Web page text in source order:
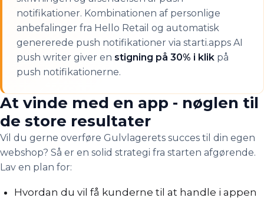
notifikationer. Kombinationen af personlige
anbefalinger fra Hello Retail og automatisk
genererede push notifikationer via starti.apps AI
push writer giver en stigning på 30% i klik på
push notifikationerne.
At vinde med en app - nøglen til
de store resultater
Vil du gerne overføre Gulvlagerets succes til din egen
webshop? Så er en solid strategi fra starten afgørende.
Lav en plan for:
Hvordan du vil få kunderne til at handle i appen